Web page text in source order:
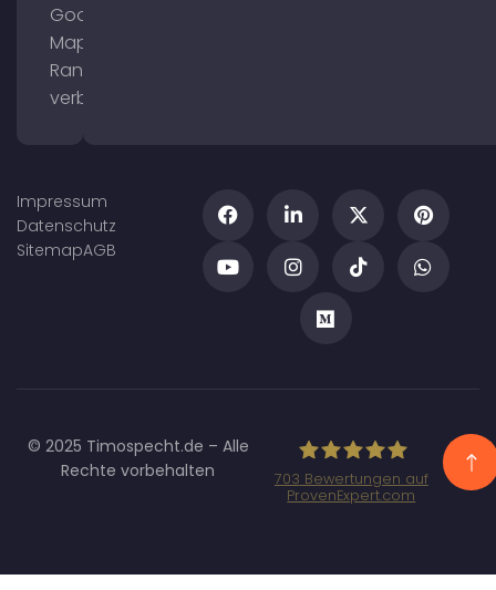
Google
Maps
Ranking
verbessern
Impressum
Datenschutz
SitemapAGB
© 2025 Timospecht.de – Alle
Rechte vorbehalten
Marketing GmbH
703 Bewertungen auf
ProvenExpert.com